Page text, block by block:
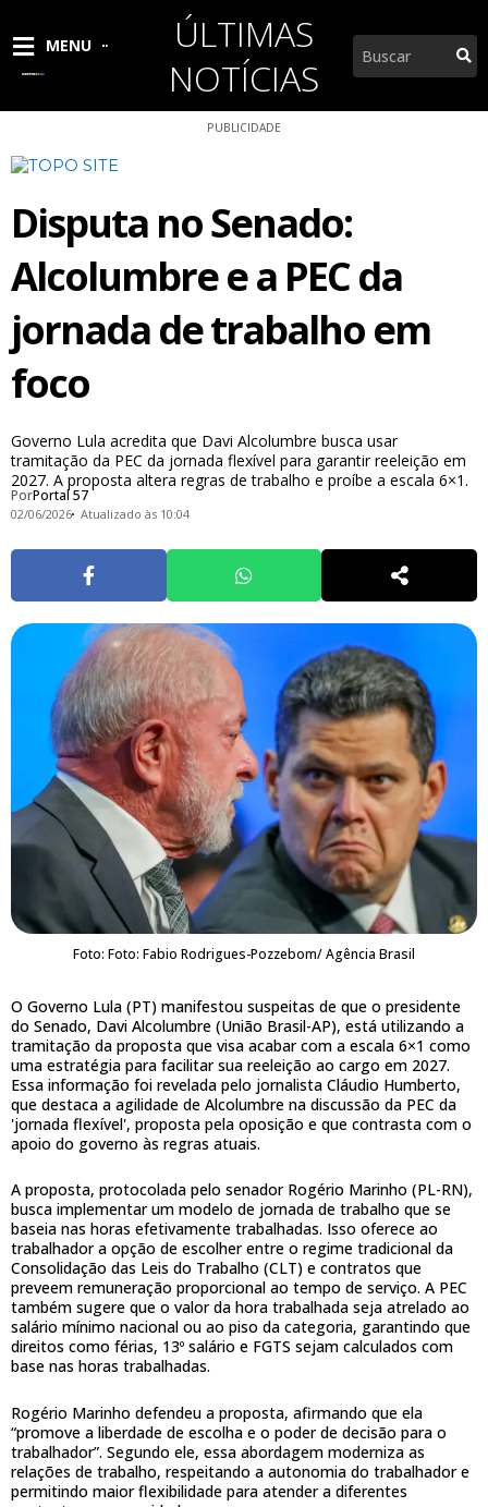
MENU
ÚLTIMAS
NOTÍCIAS
Pesquisar
PUBLICIDADE
Disputa no Senado:
Alcolumbre e a PEC da
jornada de trabalho em
foco
Governo Lula acredita que Davi Alcolumbre busca usar
tramitação da PEC da jornada flexível para garantir reeleição em
2027. A proposta altera regras de trabalho e proíbe a escala 6×1.
PorPortal 57
02/06/2026 Atualizado às 10:04
Foto: Foto: Fabio Rodrigues-Pozzebom/ Agência Brasil
O Governo Lula (PT) manifestou suspeitas de que o presidente
do Senado, Davi Alcolumbre (União Brasil-AP), está utilizando a
tramitação da proposta que visa acabar com a escala 6×1 como
uma estratégia para facilitar sua reeleição ao cargo em 2027.
Essa informação foi revelada pelo jornalista Cláudio Humberto,
que destaca a agilidade de Alcolumbre na discussão da PEC da
'jornada flexível', proposta pela oposição e que contrasta com o
apoio do governo às regras atuais.
A proposta, protocolada pelo senador Rogério Marinho (PL-RN),
busca implementar um modelo de jornada de trabalho que se
baseia nas horas efetivamente trabalhadas. Isso oferece ao
trabalhador a opção de escolher entre o regime tradicional da
Consolidação das Leis do Trabalho (CLT) e contratos que
preveem remuneração proporcional ao tempo de serviço. A PEC
também sugere que o valor da hora trabalhada seja atrelado ao
salário mínimo nacional ou ao piso da categoria, garantindo que
direitos como férias, 13º salário e FGTS sejam calculados com
base nas horas trabalhadas.
Rogério Marinho defendeu a proposta, afirmando que ela
“promove a liberdade de escolha e o poder de decisão para o
trabalhador”. Segundo ele, essa abordagem moderniza as
relações de trabalho, respeitando a autonomia do trabalhador e
permitindo maior flexibilidade para atender a diferentes